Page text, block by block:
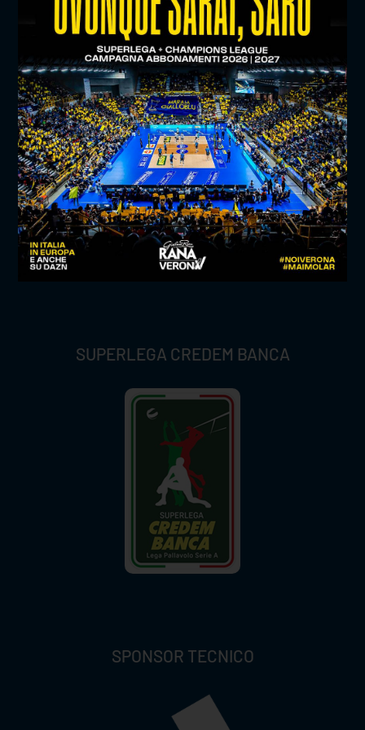
TITLE SPONSOR
SUPERLEGA CREDEM BANCA
SPONSOR TECNICO